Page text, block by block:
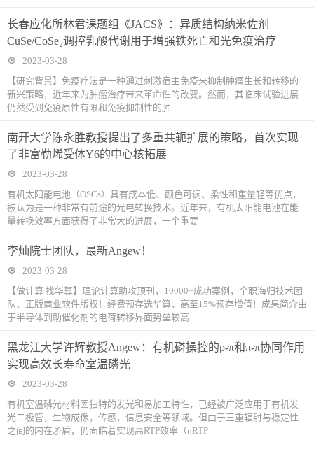
长春应化所林君课题组《JACS》：异质结构纳米佐剂
CuSe/CoSe₂调控乳酸代谢用于增强铁死亡和光免疫治疗
2023-03-28
【研究背景】免疫疗法是一种通过刺激宿主免疫来抑制肿瘤生长和转移的
新兴策略，近年来为肿瘤治疗带来革命性的改变。然而，其临床试验进展
仍然受到免疫原性有限和免疫抑制性的肿
南开大学陈永胜教授提出了多重共轭扩展的策略，首次实现
了非富勒烯受体Y6的中心核拓展
2023-03-28
有机太阳能电池（OSCs）具有成本低、颜色可调、柔性和重量轻等优点，
被认为是一种非常有前途的光电转换技术。近年来，有机太阳能电池在能
量转换效率方面获得了非常大的进展，一个重要
李灿院士团队，最新Angew！
2023-03-28
【做计算 找华算】理论计算助攻顶刊，10000+成功案例，全职海归技术团
队、正版商业软件版权！经费预存选华算，高至15%预存增值！成果简介由
于半导体到助催化剂的电荷转移界面势垒较高
黑龙江大学许辉教授Angew：有机磷操控的p-π和π-π协同作用
实现高效长寿命室温磷光
2023-03-28
有机室温磷光材料因独特的发光和易加工特性，已经被广泛应用于有机发
光二极管，生物成像，传感，信息安全等领域。但由于三重辐射与稳定性
之间的内在矛盾，仍面临着实现高RTP效率（ηRTP